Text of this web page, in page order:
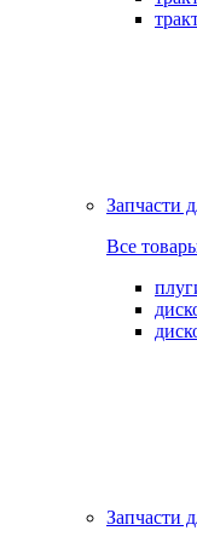
Запчасти
Все
Запчасти